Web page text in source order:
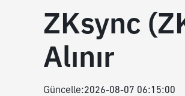
ZKsync
Alınır
Güncelle:2026-08-07 06:15:00